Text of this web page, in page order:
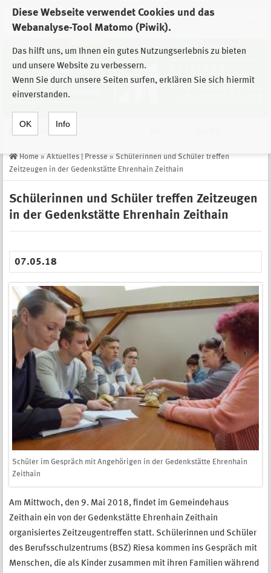
Diese Webseite verwendet Cookies und das
Webanalyse-Tool Matomo (Piwik).
Das hilft uns, um Ihnen ein gutes Nutzungserlebnis zu bieten
und unsere Website zu verbessern.
Wenn Sie durch unsere Seiten surfen, erklären Sie sich hiermit
einverstanden.
OK Info
Zur Auswahl der Einrichtungen der
Stiftung Sächsische Gedenkstätten
Home » Aktuelles | Presse » Schülerinnen und Schüler treffen
Zeitzeugen in der Gedenkstätte Ehrenhain Zeithain
Schülerinnen und Schüler treffen Zeitzeugen
in der Gedenkstätte Ehrenhain Zeithain
07.05.18
Schüler im Gespräch mit Angehörigen in der Gedenkstätte Ehrenhain
Zeithain
Am Mittwoch, den 9. Mai 2018, findet im Gemeindehaus
Zeithain ein von der Gedenkstätte Ehrenhain Zeithain
organisiertes Zeitzeugentreffen statt. Schülerinnen und Schüler
des Berufsschulzentrums (BSZ) Riesa kommen ins Gespräch mit
Menschen, die als Kinder zusammen mit ihren Familien während